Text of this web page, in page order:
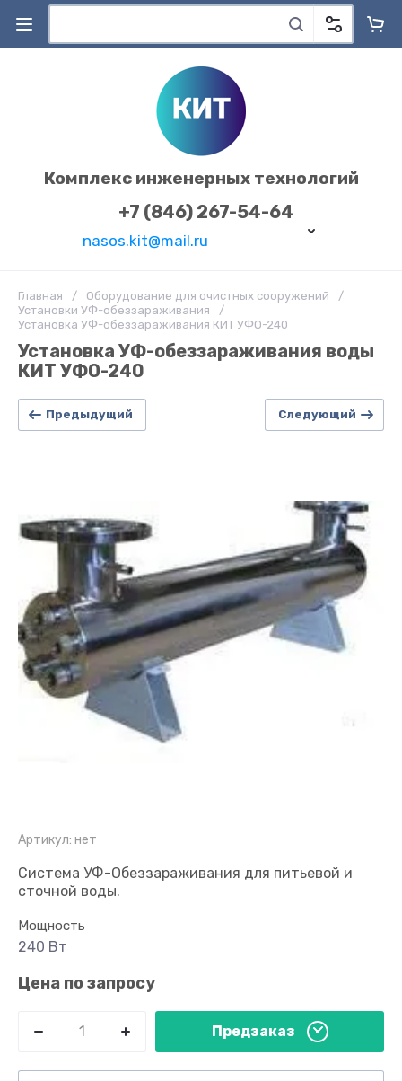
Комплекс инженерных технологий
+7 (846) 267-54-64
nasos.kit@mail.ru
Главная / Оборудование для очистных сооружений
/
Установки УФ-обеззараживания
/
Установка УФ-обеззараживания КИТ УФО-240
Установка УФ-обеззараживания воды
КИТ УФО-240
Предыдущий Следующий
Артикул: нет
Система УФ-Обеззараживания для питьевой и
сточной воды.
Мощность
240 Вт
Цена по запросу
Предзаказ